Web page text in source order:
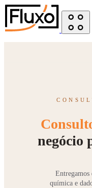
negócio
Entregamos
química e